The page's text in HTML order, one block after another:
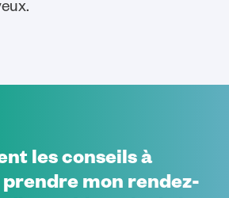
les conseils à
mon rendez-